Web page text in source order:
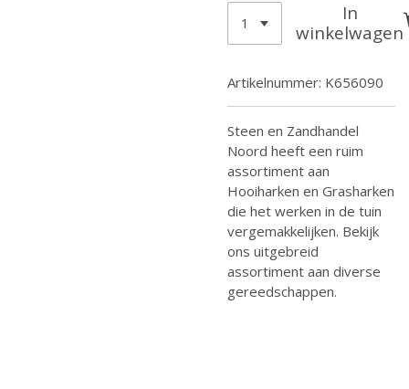
In
winkelwagen
Artikelnummer: K656090
Steen en Zandhandel
Noord heeft een ruim
assortiment aan
Hooiharken en Grasharken
die het werken in de tuin
vergemakkelijken. Bekijk
ons uitgebreid
assortiment aan diverse
gereedschappen.